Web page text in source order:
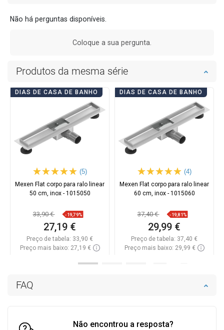
FAQ
Não encontrou a resposta?
Não há perguntas disponíveis.
Coloque a sua pergunta.
Produtos da mesma série
DIAS DE CASA DE BANHO
(5)
Mexen Flat corpo para ralo linear
50 cm, inox - 1015050
33,90 € -19,79%
27,19 €
Preço de tabela: 33,90 €
Preço mais baixo: 27,19 €
DIAS DE CASA DE BANHO
(4)
Mexen Flat corpo para ralo linear
60 cm, inox - 1015060
37,40 € -19,81%
29,99 €
Preço de tabela: 37,40 €
Preço mais baixo: 29,99 €